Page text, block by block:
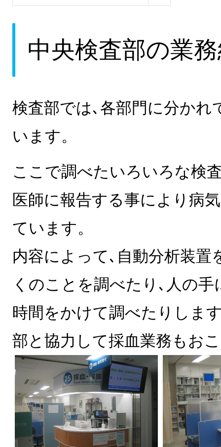
中央検査部の業
検査部では､各部門に分かれ
います。
ここで調べたいろいろな検
医師に報告する事により病
ています。
内容によって､自動分析装置
くのことを調べたり､人の
時間をかけて調べたりしま
部と協力して採血業務もお